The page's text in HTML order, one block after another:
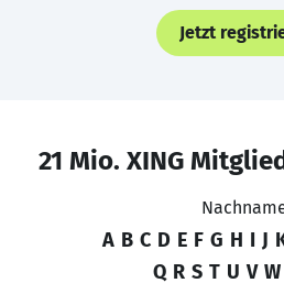
Jetzt
21 Mio. XING
A B C D E F G H I J
Q R S T U V W